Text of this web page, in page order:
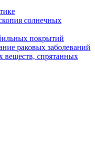
солнечных
покрытий
раковых заболеваний
веществ, спрятанных